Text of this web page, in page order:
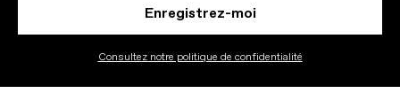
Enregistrez-moi
Consultez notre politique de confidentialité